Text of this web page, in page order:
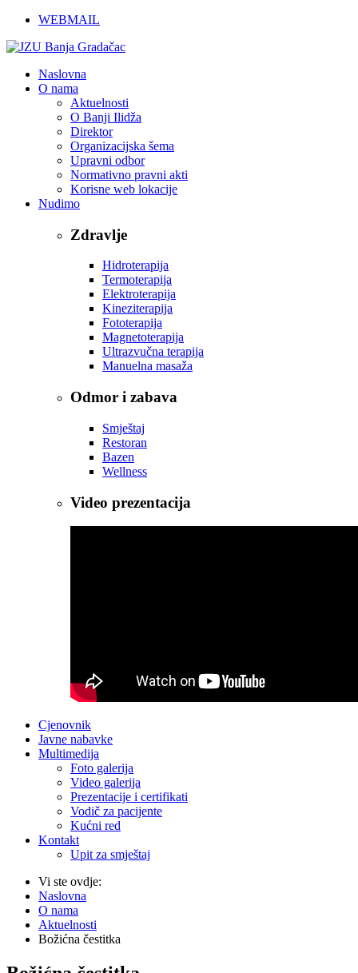
WEBMAIL
Naslovna
O nama
Aktuelnosti
O Banji Ilidža
Direktor
Organizacijska šema
Upravni odbor
Normativno pravni akti
Korisne web lokacije
Nudimo
Zdravlje
Hidroterapija
Termoterapija
Elektroterapija
Kineziterapija
Fototerapija
Magnetoterapija
Ultrazvučna terapija
Manuelna masaža
Odmor i zabava
Smještaj
Restoran
Bazen
Wellness
Video prezentacija
Cjenovnik
Javne nabavke
Multimedija
Foto galerija
Video galerija
Prezentacije i certifikati
Vodič za pacijente
Kućni red
Kontakt
Upit za smještaj
Vi ste ovdje:
Naslovna
O nama
Aktuelnosti
Božićna čestitka